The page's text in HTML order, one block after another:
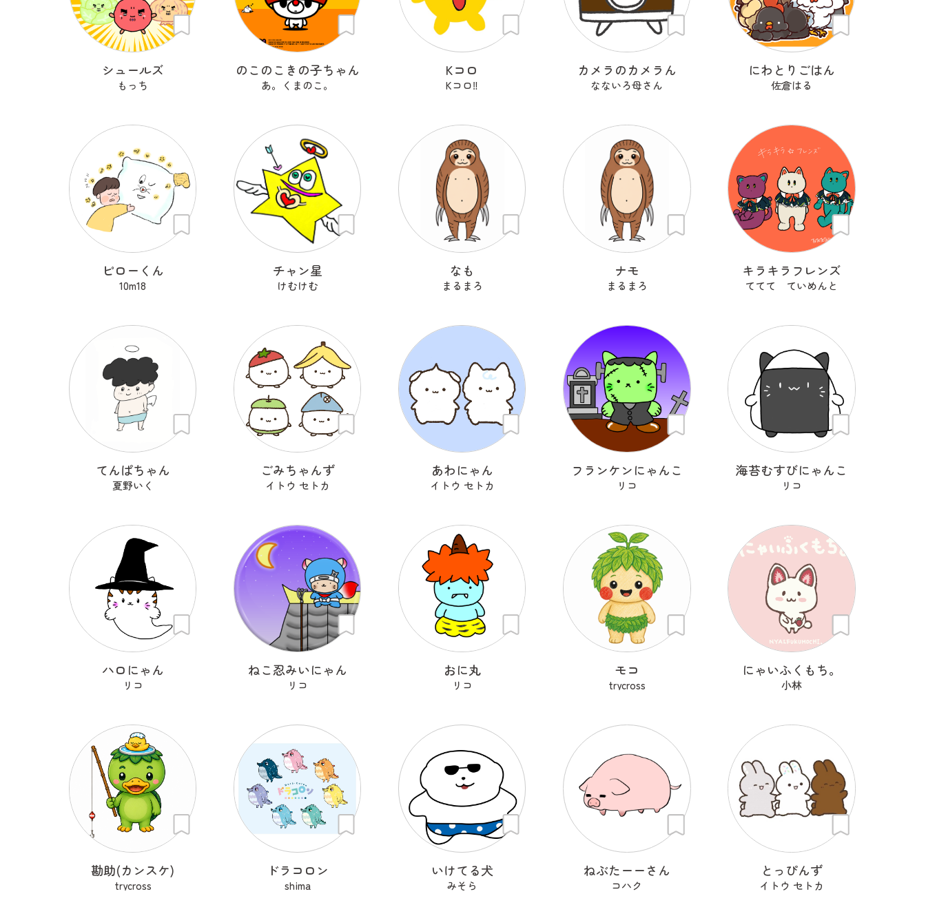
シュールズ
もっち
のこのこきの子ちゃん
あ。くまのこ。
Kコロ
Kコロ‼︎
カメラのカメラん
なないろ母さん
にわとりごはん
佐倉はる
ピローくん
10m18
チャン星
けむけむ
なも
まるまろ
ナモ
まるまろ
キラキラフレンズ
ててて ていめんと
てんぱちゃん
夏野いく
ごみちゃんず
イトウ セトカ
あわにゃん
イトウ セトカ
フランケンにゃんこ
リコ
海苔むすびにゃんこ
リコ
ハロにゃん
リコ
ねこ忍みいにゃん
リコ
おに丸
リコ
モコ
trycross
にゃいふくもち。
小林
勘助(カンスケ)
trycross
ドラコロン
shima
いけてる犬
みそら
ねぶたーーさん
コハク
とっぴんず
イトウ セトカ